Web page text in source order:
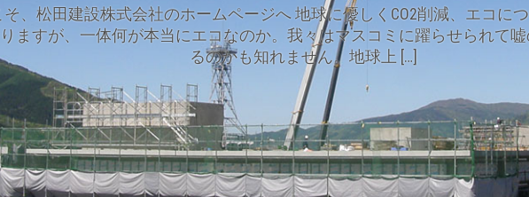
そ、松田建設株式会社のホームページへ 地球に優しくCO2削減、エコに
ますが、一体何が本当にエコなのか。我々はマスコミに躍らせられて
るのかも知れません。地球上 […]